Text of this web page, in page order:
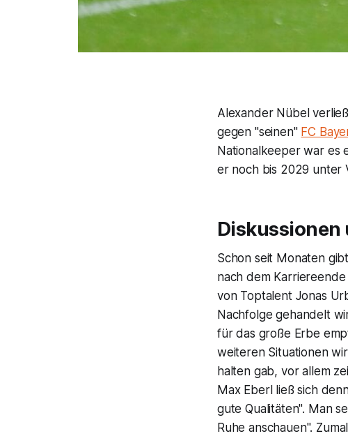
Alexander Nübel
gegen "seinen" FC
Nationalkeeper war es
er noch bis 2029 unter
Diskussionen
Schon seit Monaten
nach dem
von Toptalent Jonas
Nachfolge gehandelt
für das große Erbe
weiteren Situationen
halten gab, vor allem
Max Eberl ließ sich
gute Qualitäten". Man
Ruhe anschauen".